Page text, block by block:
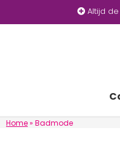
Altijd
Home» Badmode